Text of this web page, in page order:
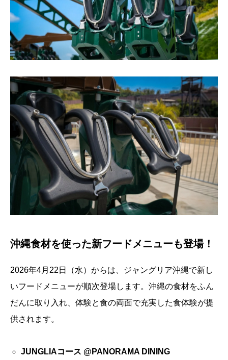
沖縄食材を使った新フードメニューも登場！
2026年4月22日（水）からは、ジャングリア沖縄で新し
いフードメニューが順次登場します。沖縄の食材をふん
だんに取り入れ、体験と食の両面で充実した食体験が提
供されます。
JUNGLIAコース @PANORAMA DINING